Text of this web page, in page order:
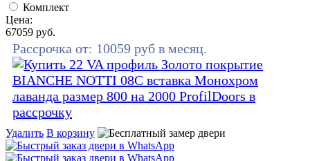
Комплект
Цена:
67059 руб.
Рассрочка от: 10059 руб в месяц.
Удалить В корзину